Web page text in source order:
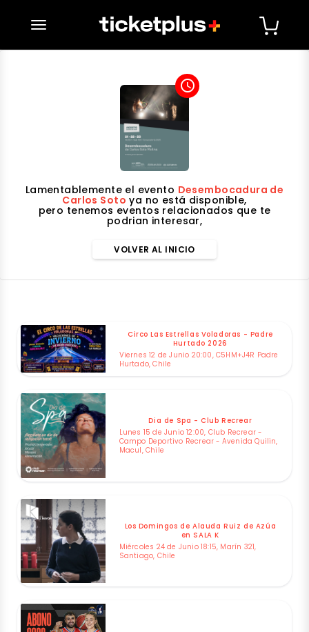
desplegar navegación
access_time
Lamentablemente el evento Desembocadura de
Carlos Soto ya no está disponible,
pero tenemos eventos relacionados que te
podrian interesar,
VOLVER AL INICIO
Circo Las Estrellas Voladoras - Padre
Hurtado 2026
Viernes 12 de Junio 20:00, C5HM+J4R Padre
Hurtado, Chile
Dia de Spa - Club Recrear
Lunes 15 de Junio 12:00, Club Recrear -
Campo Deportivo Recrear - Avenida Quilin,
Macul, Chile
Los Domingos de Alauda Ruiz de Azúa
en SALA K
Miércoles 24 de Junio 18:15, Marín 321,
Santiago, Chile